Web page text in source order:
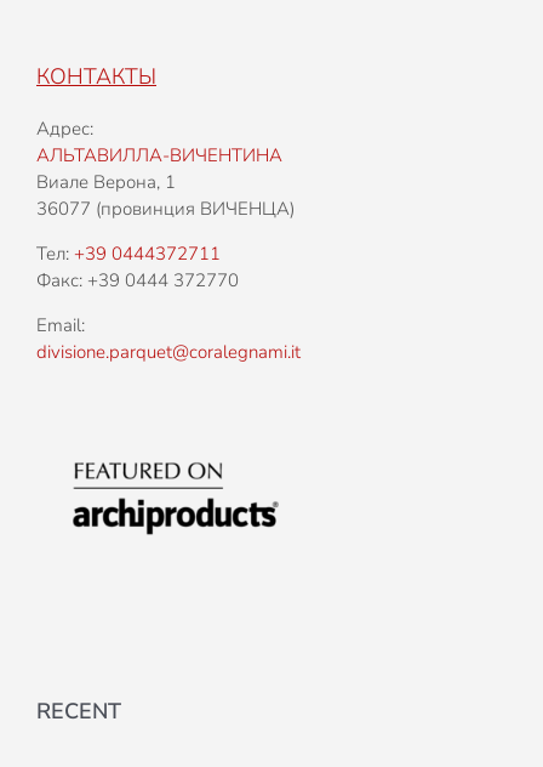
КОНТАКТЫ
Адрес:
АЛЬТАВИЛЛА-ВИЧЕНТИНА
Виале Верона, 1
36077 (провинция ВИЧЕНЦА)
Тел: +39 0444372711
Факс: +39 0444 372770
Email:
divisione.parquet@coralegnami.it
RECENT